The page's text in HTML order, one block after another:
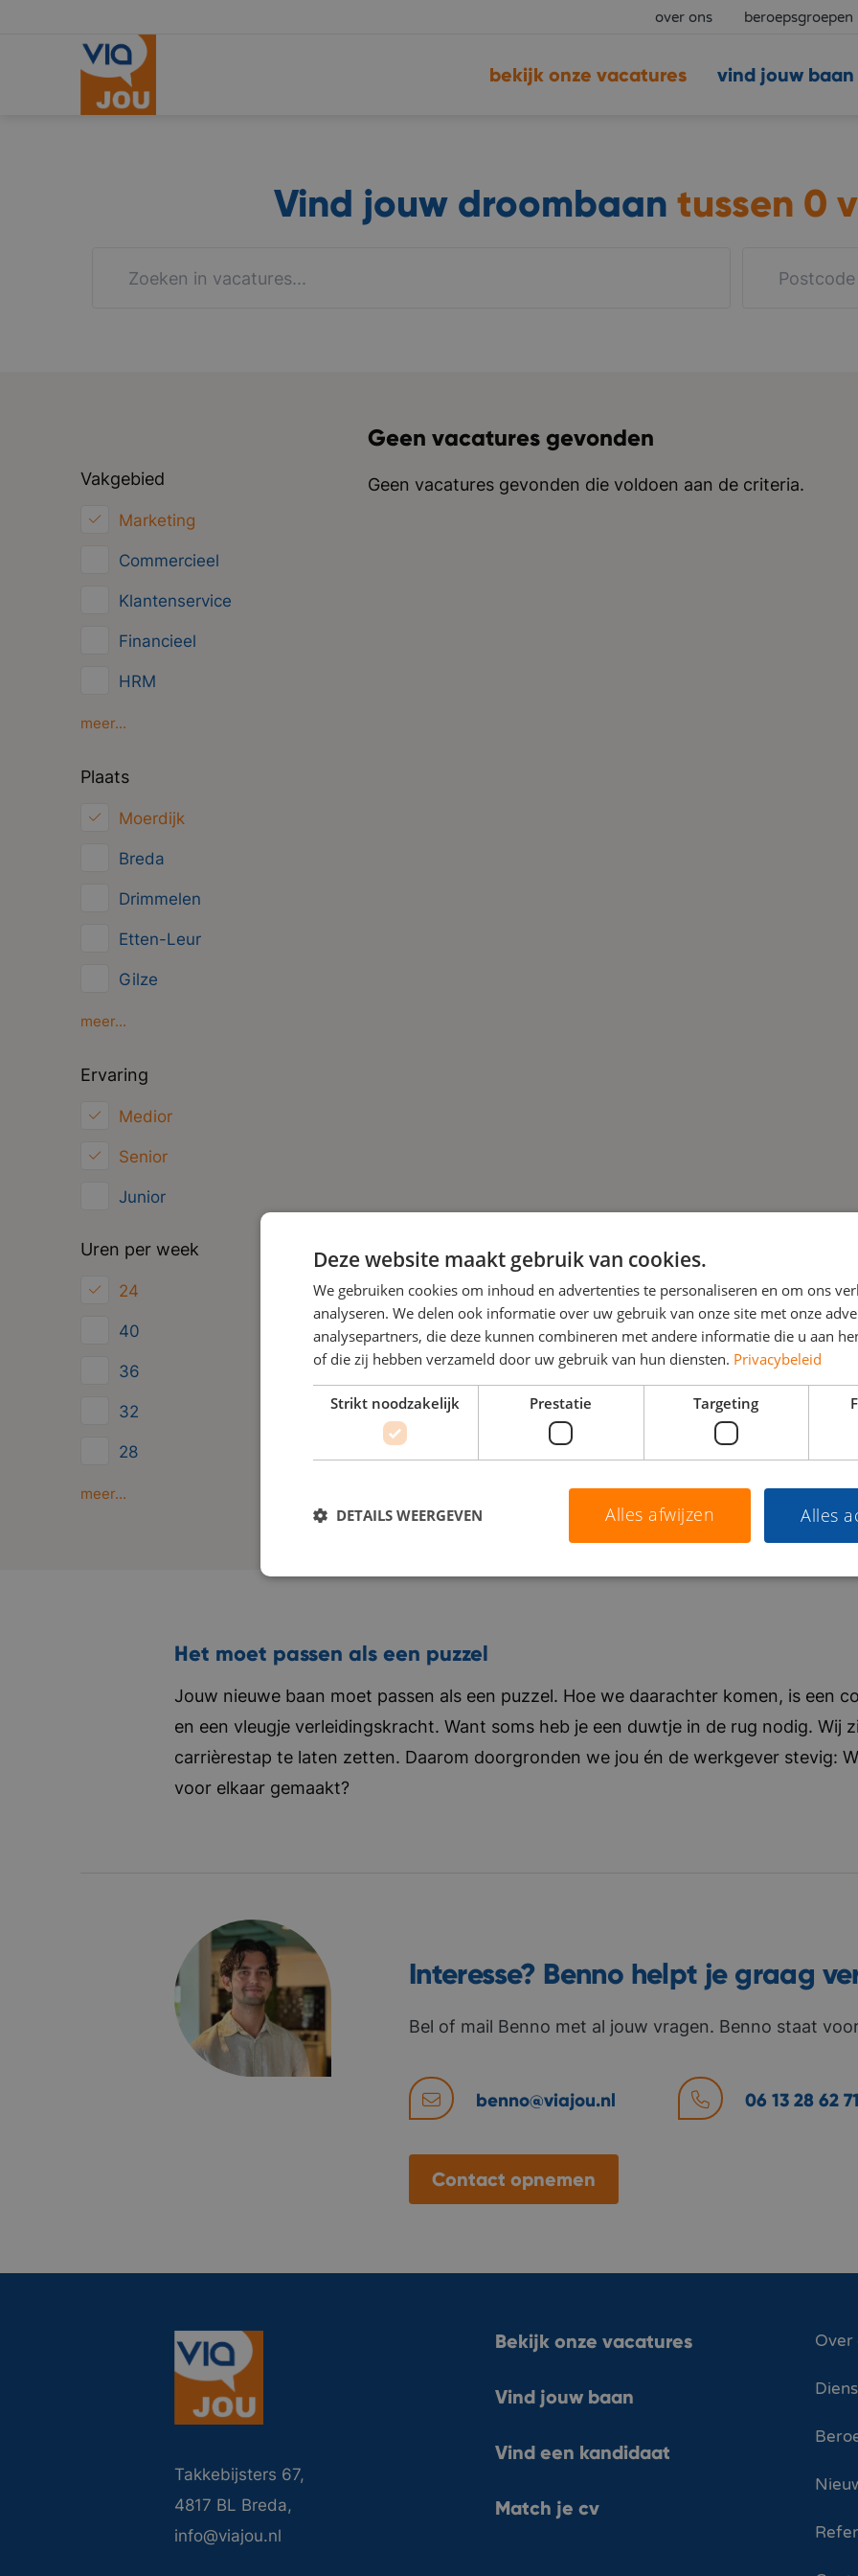
over ons beroepsgroepen
vind jouw baan
bekijk onze vacatures
Vind jouw droombaan tussen 0
Vakgebied
Marketing
Commercieel
Klantenservice
Financieel
HRM
Inkoop/Logistiek
meer...
Plaats
Moerdijk
Breda
Drimmelen
Etten-Leur
Gilze
Oosterhout
meer...
Ervaring
Medior
Senior
Junior
Uren per week
24
40
36
32
28
Minder dan 24
meer...
Geen vacatures gevonden
Geen vacatures gevonden die voldoen aan de criteria.
Het moet passen als een puzzel
Jouw nieuwe baan moet passen als een puzzel. Hoe we daarachter komen, is een
en een vleugje verleidingskracht. Want soms heb je een duwtje in de rug nodig. Wij
carrièrestap te laten zetten. Daarom doorgronden we jou én de werkgever stevig:
voor elkaar gemaakt?
Interesse? Benno helpt je graag
Bel of mail Benno met al jouw vragen. Benno staat
benno@viajou.nl 06 13 28 62
Contact opnemen
Takkebijsters 67,
4817 BL Breda,
info@viajou.nl
Bekijk onze vacatures
Vind jouw baan
Vind een kandidaat
Match je cv
Over
Deze website maakt gebruik van cookies.
We gebruiken cookies om inhoud en advertenties te personaliseren en om ons
analyseren. We delen ook informatie over uw gebruik van onze site met onze
analysepartners, die deze kunnen combineren met andere informatie die u aan
of die zij hebben verzameld door uw gebruik van hun diensten. Privacybeleid
Strikt noodzakelijk Prestatie Targeting
Alles
Alles afwijzen
DETAILS WEERGEVEN